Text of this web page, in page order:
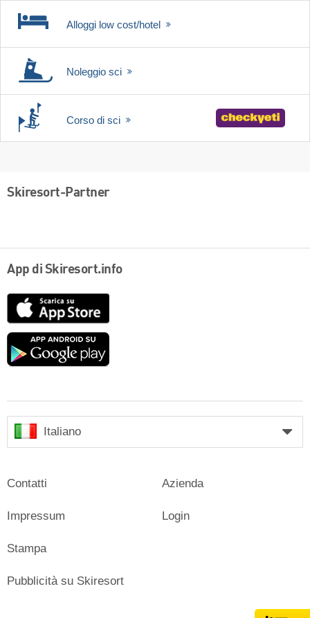
Alloggi low cost/hotel
Noleggio sci
Corso di sci
Skiresort-Partner
App di Skiresort.info
Google
Italiano
Contatti
Impressum
Stampa
Azienda
Login
Pubblicità su Skiresort